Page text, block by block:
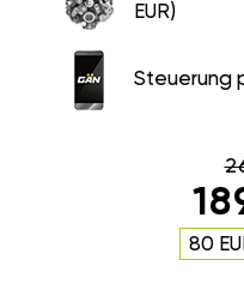
EUR)
Steuerung
80